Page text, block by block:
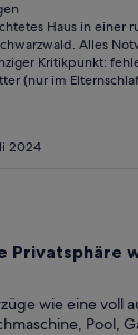
Haus in einer
Alles
Kritikpunkt:
(nur im
vor Ort
unkompliziert
der Nähe zur
2024
Privatsphäre
wie eine voll
Pool,